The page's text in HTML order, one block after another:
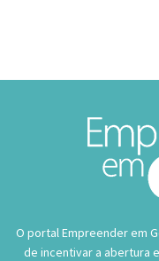
O portal Empreender em
de incentivar a abertura